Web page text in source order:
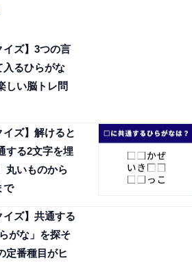
イズ】3つの言
入るひらがな
しい脳トレ問
イズ】解けると
する2文字を埋
丸いものから
で
イズ】共通する
がな」を探そ
定番種目がヒ